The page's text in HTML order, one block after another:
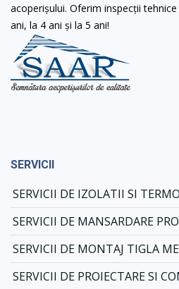
acoperișului. Oferim inspecții
ani, la 4 ani și la 5 ani!
SERVICII
SERVICII DE IZOLATII SI
SERVICII DE MANSARDARE
SERVICII DE MONTAJ TIGLA
SERVICII DE PROIECTARE SI